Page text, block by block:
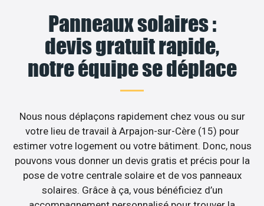
Panneaux solaires :
devis gratuit rapide,
notre équipe se déplace
Nous nous déplaçons rapidement chez vous ou sur
votre lieu de travail à Arpajon-sur-Cère (15) pour
estimer votre logement ou votre bâtiment. Donc, nous
pouvons vous donner un devis gratis et précis pour la
pose de votre centrale solaire et de vos panneaux
solaires. Grâce à ça, vous bénéficiez d’un